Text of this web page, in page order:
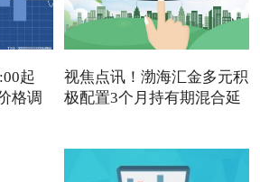
起
格调
视焦点讯！渤海汇金多元积
极配置3个月持有期混合延